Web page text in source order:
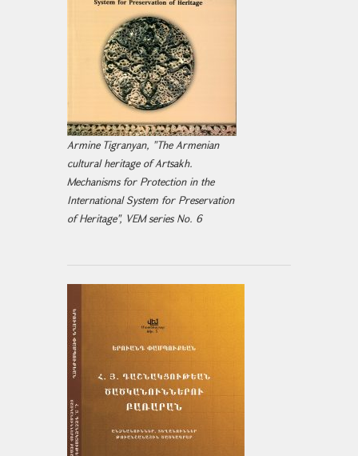
Armine Tigranyan, "The Armenian
cultural heritage of Artsakh.
Mechanisms for Protection in the
International System for Preservation
of Heritage", VEM series No. 6